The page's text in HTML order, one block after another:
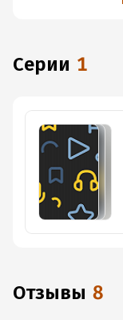
Серии 1
Отзывы 8